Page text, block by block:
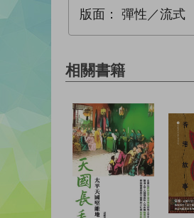
版面： 彈性／流式
相關書籍